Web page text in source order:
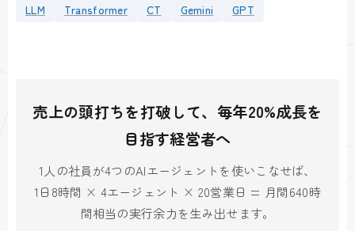
LLM Transformer CT Gemini GPT
売上の頭打ちを打破して、毎年20%成長を
目指す経営者へ
1人の社員が4つのAIエージェントを使いこなせば、
1日8時間 × 4エージェント × 20営業日 = 月間640時
間相当の実行余力を生み出せます。